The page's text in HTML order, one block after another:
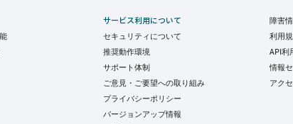
サービス利用について
セキュリティについて
推奨動作環境
サポート体制
ご意見・ご要望への取り組み
プライバシーポリシー
バージョンアップ情報
障害
利用
API利
情報
アク